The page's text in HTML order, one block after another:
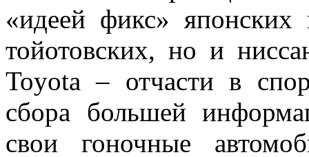
«идеей фикс»
тойотовских, но и
Toyota – отчасти в
сбора большей
свои гоночные